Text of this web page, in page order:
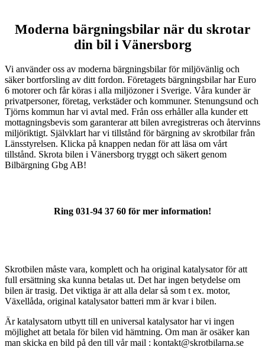
Moderna bärgningsbilar när du skrotar
din bil i Vänersborg
Vi använder oss av moderna bärgningsbilar för miljövänlig och
säker bortforsling av ditt fordon. Företagets bärgningsbilar har Euro
6 motorer och får köras i alla miljözoner i Sverige. Våra kunder är
privatpersoner, företag, verkstäder och kommuner. Stenungsund och
Tjörns kommun har vi avtal med. Från oss erhåller alla kunder ett
mottagningsbevis som garanterar att bilen avregistreras och återvinns
miljöriktigt. Självklart har vi tillstånd för bärgning av skrotbilar från
Länsstyrelsen. Klicka på knappen nedan för att läsa om vårt
tillstånd. Skrota bilen i Vänersborg tryggt och säkert genom
Bilbärgning Gbg AB!
Ring 031-94 37 60 för mer information!
Skrotbilen måste vara, komplett och ha original katalysator för att
full ersättning ska kunna betalas ut. Det har ingen betydelse om
bilen är trasig. Det viktiga är att alla delar så som t ex. motor,
Växellåda, original katalysator batteri mm är kvar i bilen.
Är katalysatorn utbytt till en universal katalysator har vi ingen
möjlighet att betala för bilen vid hämtning. Om man är osäker kan
man skicka en bild på den till vår mail : kontakt@skrotbilarna.se